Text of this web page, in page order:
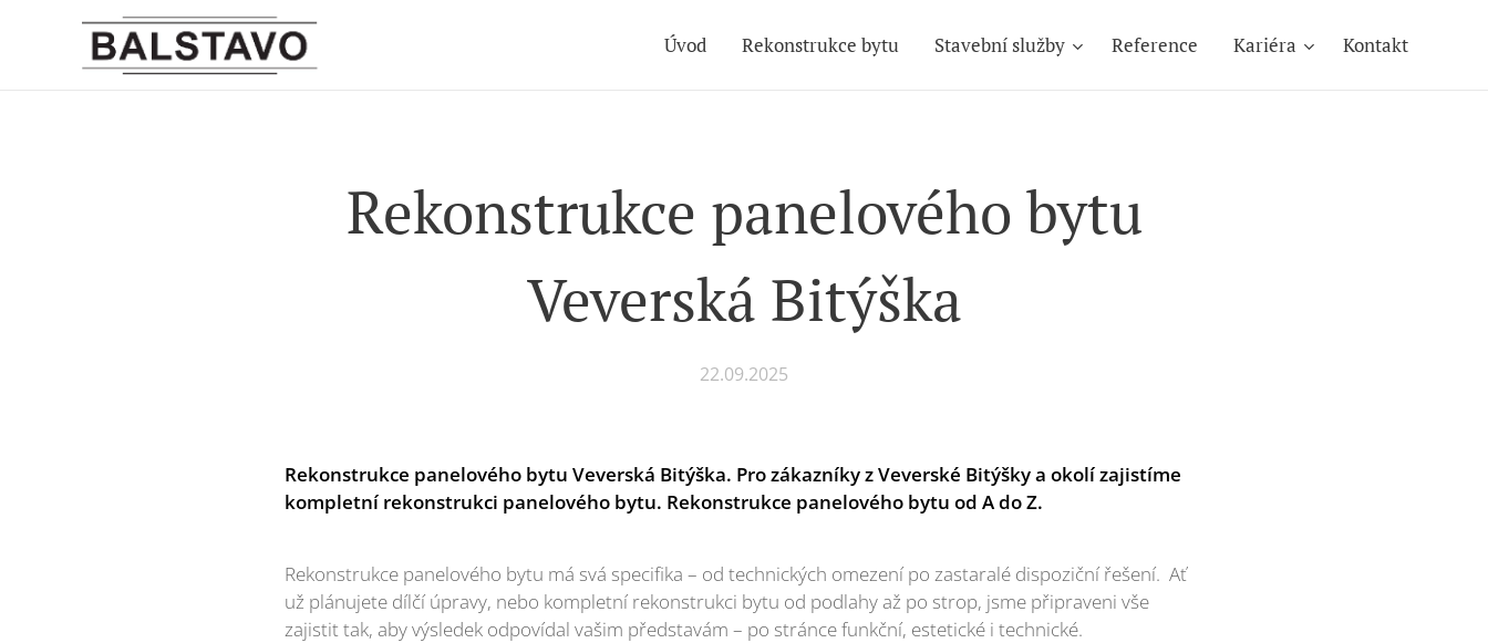
Úvod Rekonstrukce bytu Stavební služby Reference Kariéra Kontakt
Rekonstrukce panelového bytu
Veverská Bitýška
22.09.2025
Rekonstrukce panelového bytu Veverská Bitýška. Pro zákazníky z Veverské Bitýšky a okolí zajistíme
kompletní rekonstrukci panelového bytu. Rekonstrukce panelového bytu od A do Z.
Rekonstrukce panelového bytu má svá specifika – od technických omezení po zastaralé dispoziční řešení. Ať
už plánujete dílčí úpravy, nebo kompletní rekonstrukci bytu od podlahy až po strop, jsme připraveni vše
zajistit tak, aby výsledek odpovídal vašim představám – po stránce funkční, estetické i technické.